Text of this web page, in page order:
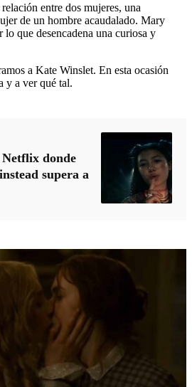
entre dos mujeres, una
de un hombre acaudalado. Mary
que desencadena una curiosa y
a Kate Winslet. En esta ocasión
y a ver qué tal.
donde
supera a